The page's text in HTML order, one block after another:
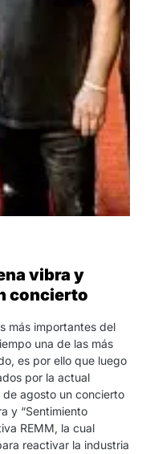
vibra y
concierto
más importantes del
una de las más
es por ello que luego
por la actual
de agosto un concierto
y “Sentimiento
REMM, la cual
reactivar la industria